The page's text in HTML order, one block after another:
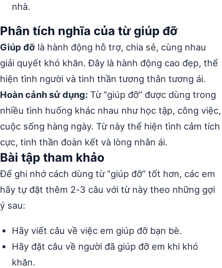
nhà.
Phân tích nghĩa của từ giúp đỡ
Giúp đỡ là hành động hỗ trợ, chia sẻ, cùng nhau
giải quyết khó khăn. Đây là hành động cao đẹp, thể
hiện tình người và tinh thần tương thân tương ái.
Hoàn cảnh sử dụng: Từ “giúp đỡ” được dùng trong
nhiều tình huống khác nhau như học tập, công việc,
cuộc sống hàng ngày. Từ này thể hiện tình cảm tích
cực, tinh thần đoàn kết và lòng nhân ái.
Bài tập tham khảo
Để ghi nhớ cách dùng từ “giúp đỡ” tốt hơn, các em
hãy tự đặt thêm 2-3 câu với từ này theo những gợi
ý sau:
Hãy viết câu về việc em giúp đỡ bạn bè.
Hãy đặt câu về người đã giúp đỡ em khi khó
khăn.